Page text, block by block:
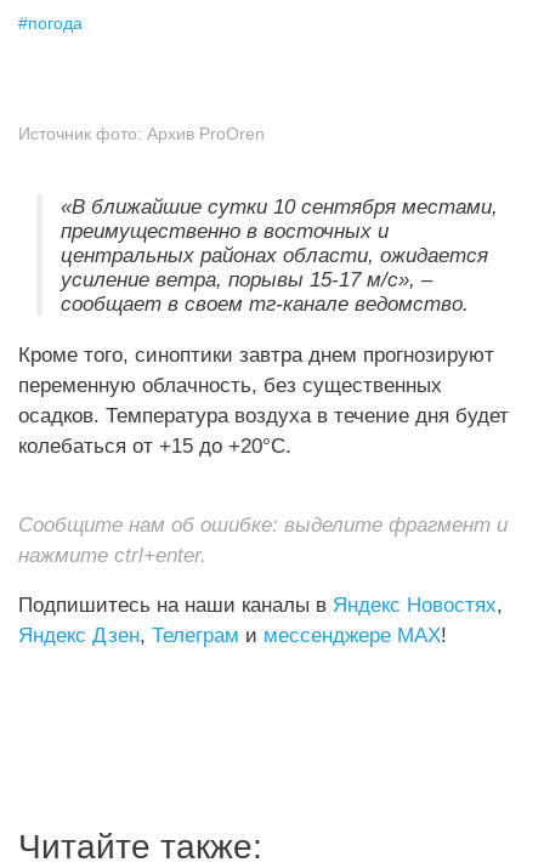
#погода
Источник фото: Архив ProOren
«В ближайшие сутки 10 сентября местами,
преимущественно в восточных и
центральных районах области, ожидается
усиление ветра, порывы 15-17 м/с», –
сообщает в своем тг-канале ведомство.
Кроме того, синоптики завтра днем прогнозируют
переменную облачность, без существенных
осадков. Температура воздуха в течение дня будет
колебаться от +15 до +20°C.
Сообщите нам об ошибке: выделите фрагмент и
нажмите ctrl+enter.
Подпишитесь на наши каналы в Яндекс Новостях,
Яндекс Дзен, Телеграм и мессенджере MAX!
Читайте также: